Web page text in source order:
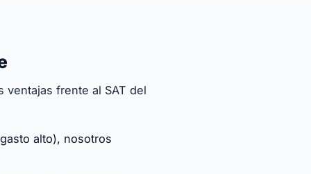
ventajas frente al SAT del
alto), nosotros